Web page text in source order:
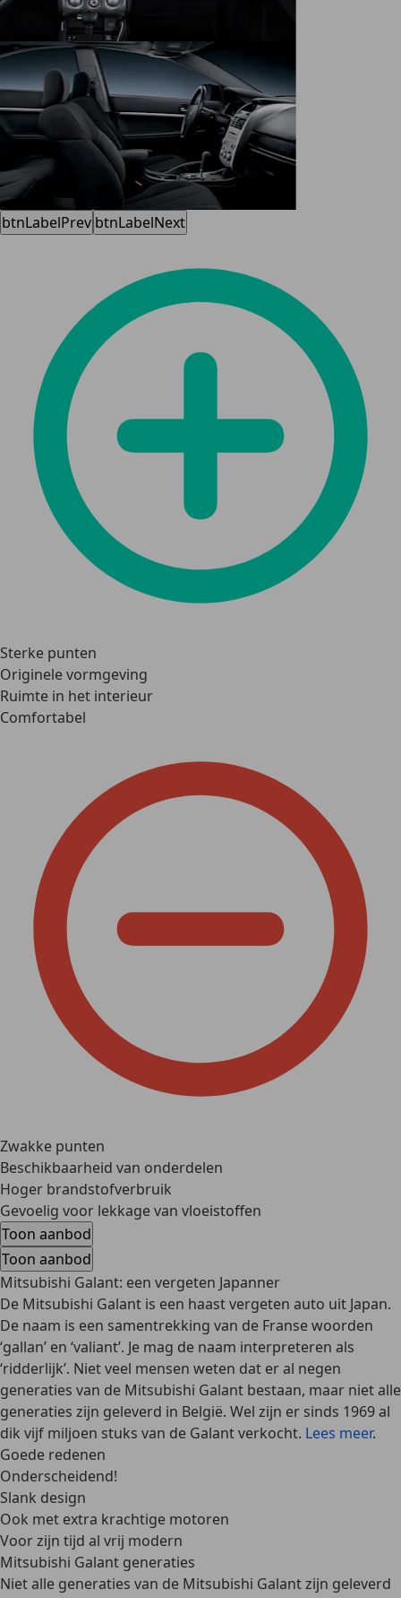
btnLabelPrev btnLabelNext
Sterke punten
Originele vormgeving
Ruimte in het interieur
Comfortabel
Zwakke punten
Beschikbaarheid van onderdelen
Hoger brandstofverbruik
Gevoelig voor lekkage van vloeistoffen
Toon aanbod
Toon aanbod
Mitsubishi Galant: een vergeten Japanner
De Mitsubishi Galant is een haast vergeten auto uit Japan.
De naam is een samentrekking van de Franse woorden
‘gallan’ en ‘valiant’. Je mag de naam interpreteren als
‘ridderlijk’. Niet veel mensen weten dat er al negen
generaties van de Mitsubishi Galant bestaan, maar niet alle
generaties zijn geleverd in België. Wel zijn er sinds 1969 al
dik vijf miljoen stuks van de Galant verkocht. Lees meer.
Goede redenen
Onderscheidend!
Slank design
Ook met extra krachtige motoren
Voor zijn tijd al vrij modern
Mitsubishi Galant generaties
Niet alle generaties van de Mitsubishi Galant zijn geleverd